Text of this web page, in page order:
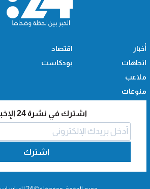
أخبار
اتجاهات
ملاعب
منوعات
اقتصاد
بودكاست
اشترك في نشرة 24 الإخبارية
اشترك